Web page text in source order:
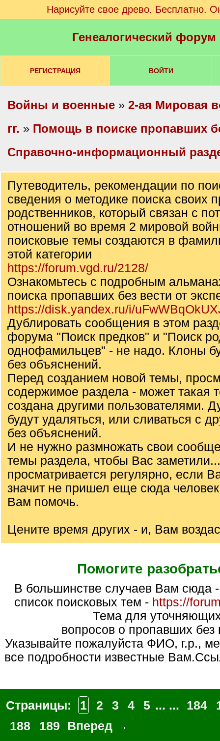
Нарисуйте свое древо. Бесплатно.
Генеалогический
РЕГИСТРАЦИЯ ВОЙТИ
Войны и военные » 2-ая Мировая
гг. » Помощь в поиске пропавших
Справочно-информационный
Путеводитель, рекомендации по
сведения о методике поиска своих
родственников, который связан с
отношений во время 2 мировой
поисковые темы создаются в
этой категории
https://forum.vgd.ru/2128/
Ознакомьтесь с подробным
поиска пропавших без вести от
https://disk.yandex.ru/i/
Дублировать сообщения в этом
форума "Поиск предков" и "Поиск
однофамильцев" - не надо. Клоны
без объяснений.
Перед созданием новой темы,
содержимое раздела - может такая
создана другими пользователями.
будут удаляться, или сливаться с
без объяснений.
И не нужно размножать свои
темы раздела, чтобы Вас
просматривается регулярно, если
значит не пришел еще сюда
Вам помочь.
Цените время других - и, Вам
Помогите
В большинстве случаев Вам сюда - (Алфавитный
список поисковых тем - https://
Тема для
вопросов о пропавших без
Указывайте пожалуйста ФИО, г.р.,
все подробности известные
Страницы: 1 2 3 4 5 ... ... 184
188
189 Вперед →